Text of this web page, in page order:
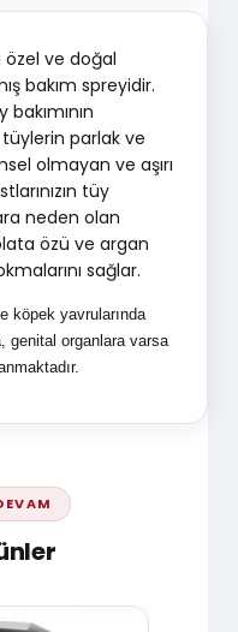
özel ve doğal
bakım spreyidir.
tüylerin parlak ve
olmayan ve aşırı
tüy
neden olan
özü ve argan
sağlar.
köpek yavrularında
genital organlara varsa